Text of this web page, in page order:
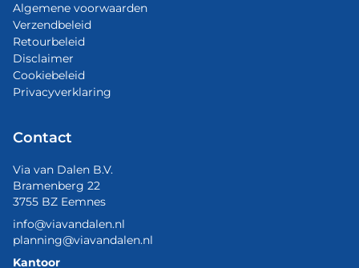
Algemene voorwaarden
Verzendbeleid
Retourbeleid
Disclaimer
Cookiebeleid
Privacyverklaring
Contact
Via van Dalen B.V.
Bramenberg 22
3755 BZ Eemnes
info@viavandalen.nl
planning@viavandalen.nl
Kantoor